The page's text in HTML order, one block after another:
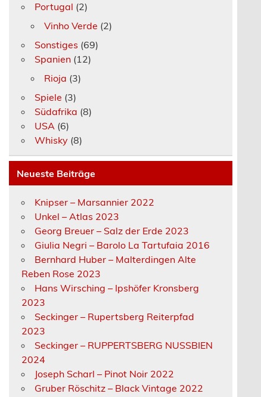
Portugal (2)
Vinho Verde (2)
Sonstiges (69)
Spanien (12)
Rioja (3)
Spiele (3)
Südafrika (8)
USA (6)
Whisky (8)
Neueste Beiträge
Knipser – Marsannier 2022
Unkel – Atlas 2023
Georg Breuer – Salz der Erde 2023
Giulia Negri – Barolo La Tartufaia 2016
Bernhard Huber – Malterdingen Alte
Reben Rose 2023
Hans Wirsching – Ipshöfer Kronsberg
2023
Seckinger – Rupertsberg Reiterpfad
2023
Seckinger – RUPPERTSBERG NUSSBIEN
2024
Joseph Scharl – Pinot Noir 2022
Gruber Röschitz – Black Vintage 2022